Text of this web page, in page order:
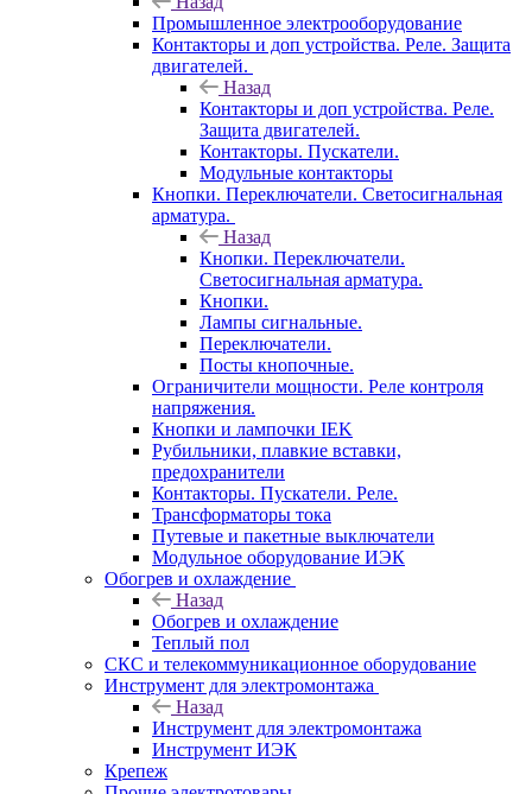
Промышленное электрооборудование
Контакторы и доп устройства. Реле. Защита
двигателей.
Назад
Контакторы и доп устройства. Реле.
Защита двигателей.
Контакторы. Пускатели.
Модульные контакторы
Кнопки. Переключатели. Светосигнальная
арматура.
Назад
Кнопки. Переключатели.
Светосигнальная арматура.
Кнопки.
Лампы сигнальные.
Переключатели.
Посты кнопочные.
Ограничители мощности. Реле контроля
напряжения.
Кнопки и лампочки IEK
Рубильники, плавкие вставки,
предохранители
Контакторы. Пускатели. Реле.
Трансформаторы тока
Путевые и пакетные выключатели
Модульное оборудование ИЭК
Обогрев и охлаждение
Назад
Обогрев и охлаждение
Теплый пол
СКС и телекоммуникационное оборудование
Инструмент для электромонтажа
Назад
Инструмент для электромонтажа
Инструмент ИЭК
Крепеж